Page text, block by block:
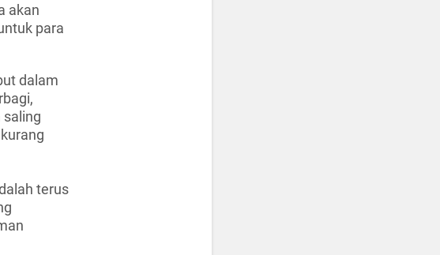
akan
para
dalam
saling
terus